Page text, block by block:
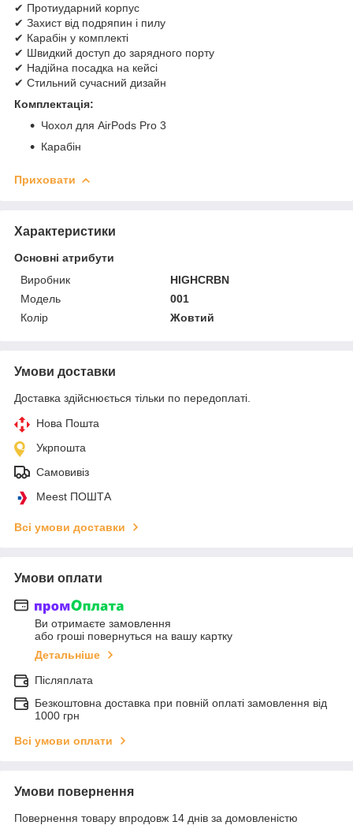
✔ Протиударний корпус
✔ Захист від подряпин і пилу
✔ Карабін у комплекті
✔ Швидкий доступ до зарядного порту
✔ Надійна посадка на кейсі
✔ Стильний сучасний дизайн
Комплектація:
Чохол для AirPods Pro 3
Карабін
Приховати
Характеристики
Основні атрибути
Виробник
HIGHCRBN
Модель
001
Колір
Жовтий
Умови доставки
Доставка здійснюється тільки по передоплаті.
Нова Пошта
Укрпошта
Самовивіз
Meest ПОШТА
Всі умови доставки
Умови оплати
Ви отримаєте замовлення
або гроші повернуться на вашу картку
Детальніше
Післяплата
Безкоштовна доставка при повній оплаті замовлення від
1000 грн
Всі умови оплати
Умови повернення
Повернення товару впродовж 14 днів за домовленістю